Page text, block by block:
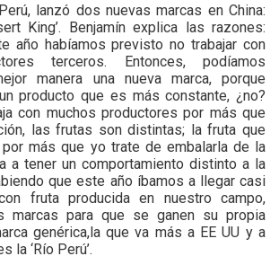
lanzó dos nuevas marcas en China:
King’. Benjamín explica las razones:
año habíamos previsto no trabajar con
terceros. Entonces, podíamos
manera una nueva marca, porque
producto que es más constante, ¿no?
con muchos productores por más que
las frutas son distintas; la fruta que
más que yo trate de embalarla de la
a tener un comportamiento distinto a la
que este año íbamos a llegar casi
fruta producida en nuestro campo,
marcas para que se ganen su propia
genérica,la que va más a EE UU y a
la ‘Río Perú’.